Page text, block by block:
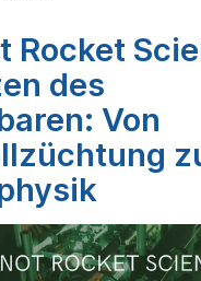
Rocket
des
Von